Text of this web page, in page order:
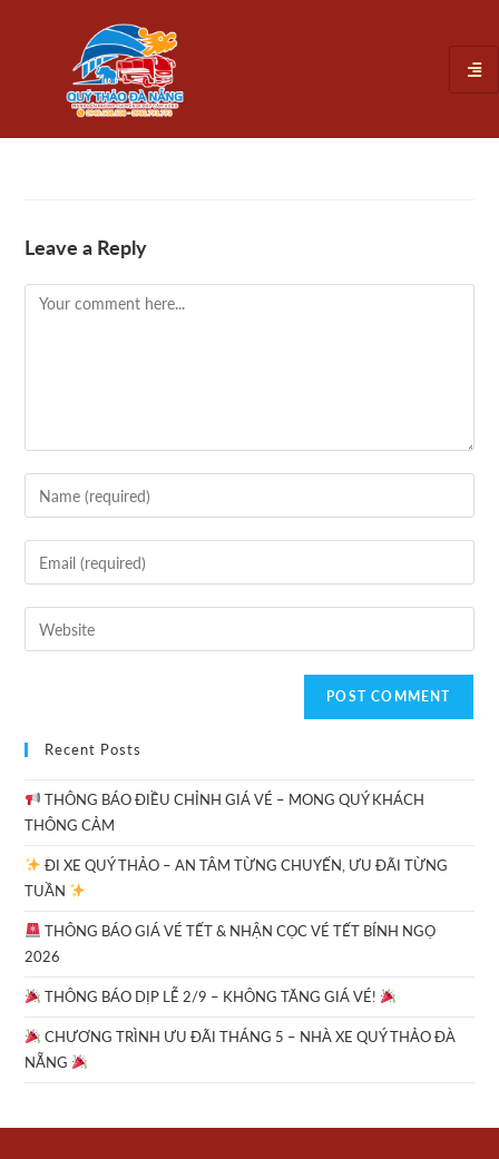
Leave a Reply
Recent Posts
THÔNG BÁO ĐIỀU CHỈNH GIÁ VÉ – MONG QUÝ KHÁCH
THÔNG CẢM
ĐI XE QUÝ THẢO – AN TÂM TỪNG CHUYẾN, ƯU ĐÃI TỪNG
TUẦN
THÔNG BÁO GIÁ VÉ TẾT & NHẬN CỌC VÉ TẾT BÍNH NGỌ
2026
THÔNG BÁO DỊP LỄ 2/9 – KHÔNG TĂNG GIÁ VÉ!
CHƯƠNG TRÌNH ƯU ĐÃI THÁNG 5 – NHÀ XE QUÝ THẢO ĐÀ
NẴNG